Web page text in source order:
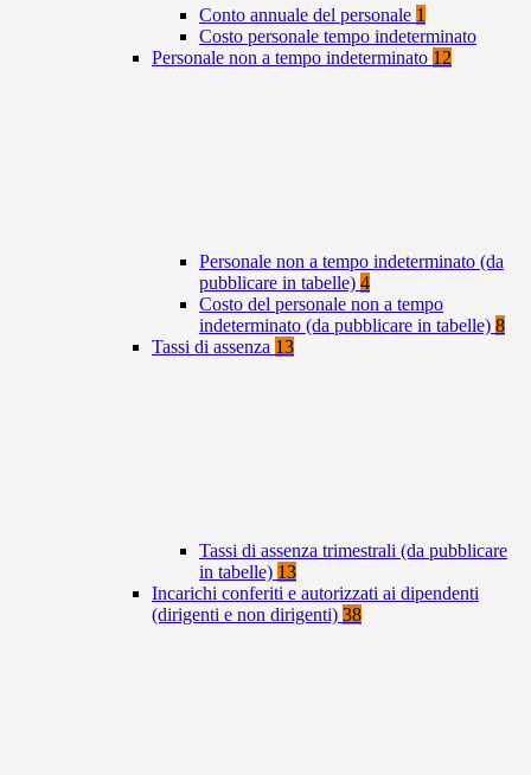
Conto annuale del personale 1
Costo personale tempo indeterminato
Personale non a tempo indeterminato 12
Personale non a tempo indeterminato (da
pubblicare in tabelle) 4
Costo del personale non a tempo
indeterminato (da pubblicare in tabelle) 8
Tassi di assenza 13
Tassi di assenza trimestrali (da pubblicare
in tabelle) 13
Incarichi conferiti e autorizzati ai dipendenti
(dirigenti e non dirigenti) 38